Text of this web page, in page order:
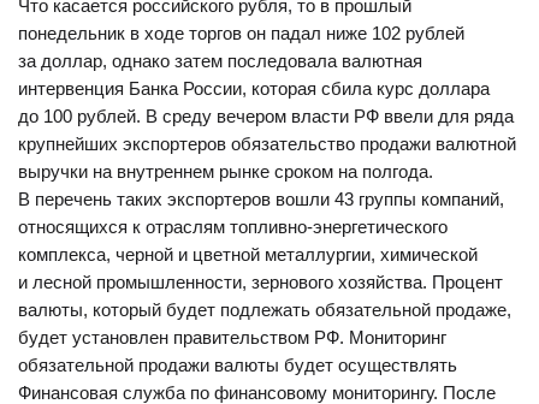
Что касается российского рубля, то в прошлый
понедельник в ходе торгов он падал ниже 102 рублей
за доллар, однако затем последовала валютная
интервенция Банка России, которая сбила курс доллара
до 100 рублей. В среду вечером власти РФ ввели для ряда
крупнейших экспортеров обязательство продажи валютной
выручки на внутреннем рынке сроком на полгода.
В перечень таких экспортеров вошли 43 группы компаний,
относящихся к отраслям топливно-энергетического
комплекса, черной и цветной металлургии, химической
и лесной промышленности, зернового хозяйства. Процент
валюты, который будет подлежать обязательной продаже,
будет установлен правительством РФ. Мониторинг
обязательной продажи валюты будет осуществлять
Финансовая служба по финансовому мониторингу. После